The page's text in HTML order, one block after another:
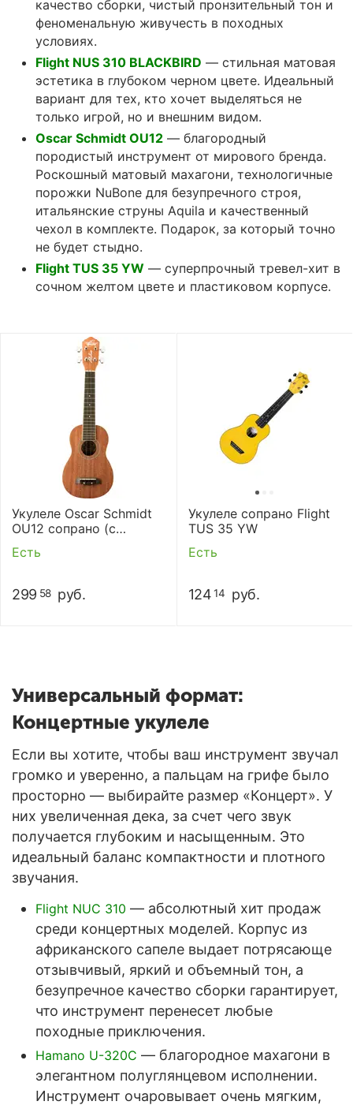
качество сборки, чистый пронзительный тон и
феноменальную живучесть в походных
условиях.
Flight NUS 310 BLACKBIRD — стильная матовая
эстетика в глубоком черном цвете. Идеальный
вариант для тех, кто хочет выделяться не
только игрой, но и внешним видом.
Oscar Schmidt OU12 — благородный
породистый инструмент от мирового бренда.
Роскошный матовый махагони, технологичные
порожки NuBone для безупречного строя,
итальянские струны Aquila и качественный
чехол в комплекте. Подарок, за который точно
не будет стыдно.
Flight TUS 35 YW — суперпрочный тревел-хит в
сочном желтом цвете и пластиковом корпусе.
Укулеле Oscar Schmidt
OU12 сопрано (с
чехлом)
Есть
299 58 руб.
Укулеле сопрано Flight
TUS 35 YW
Есть
124 14 руб.
Универсальный формат:
Концертные укулеле
Если вы хотите, чтобы ваш инструмент звучал
громко и уверенно, а пальцам на грифе было
просторно — выбирайте размер «Концерт». У
них увеличенная дека, за счет чего звук
получается глубоким и насыщенным. Это
идеальный баланс компактности и плотного
звучания.
Flight NUC 310 — абсолютный хит продаж
среди концертных моделей. Корпус из
африканского сапеле выдает потрясающе
отзывчивый, яркий и объемный тон, а
безупречное качество сборки гарантирует,
что инструмент перенесет любые
походные приключения.
Hamano U-320C — благородное махагони в
элегантном полуглянцевом исполнении.
Инструмент очаровывает очень мягким,